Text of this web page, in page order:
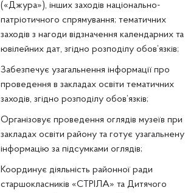
(«Джура»), інших заходів національно-
патріотичного спрямування; тематичних
заходів з нагоди відзначення календарних та
ювілейних дат, згідно розподілу обов’язків;
Забезпечує узагальнення інформації про
проведення в закладах освіти тематичних
заходів, згідно розподілу обов’язків;
Організовує проведення оглядів музеїв при
закладах освіти району та готує узагальнену
інформацію за підсумками оглядів;
Координує діяльність районної ради
старшокласників «СТРІЛА» та Дитячого